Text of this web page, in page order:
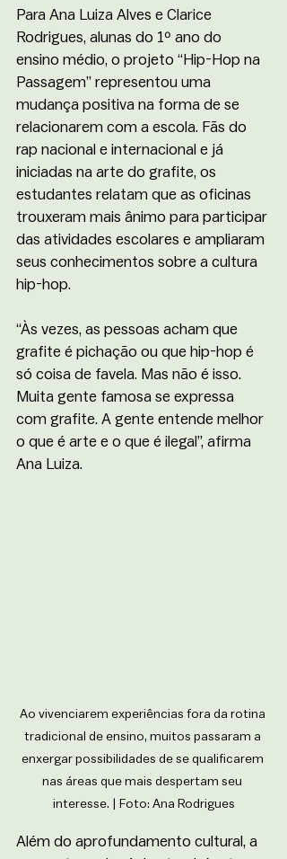
Para Ana Luiza Alves e Clarice
Rodrigues, alunas do 1º ano do
ensino médio, o projeto “Hip-Hop na
Passagem” representou uma
mudança positiva na forma de se
relacionarem com a escola. Fãs do
rap nacional e internacional e já
iniciadas na arte do grafite, os
estudantes relatam que as oficinas
trouxeram mais ânimo para participar
das atividades escolares e ampliaram
seus conhecimentos sobre a cultura
hip-hop.
“Às vezes, as pessoas acham que
grafite é pichação ou que hip-hop é
só coisa de favela. Mas não é isso.
Muita gente famosa se expressa
com grafite. A gente entende melhor
o que é arte e o que é ilegal”, afirma
Ana Luiza.
Ao vivenciarem experiências fora da rotina
tradicional de ensino, muitos passaram a
enxergar possibilidades de se qualificarem
nas áreas que mais despertam seu
interesse. | Foto: Ana Rodrigues
Além do aprofundamento cultural, a